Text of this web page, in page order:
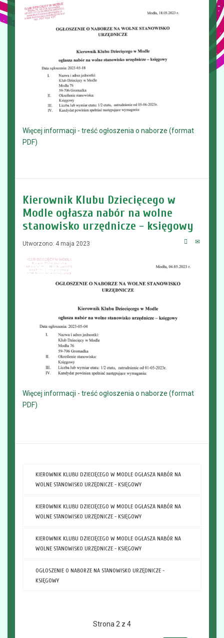
Więcej informacji - treść ogłoszenia o naborze (format
PDF)
Kierownik Klubu Dziecięcego w
Modle ogłasza nabór na wolne
stanowisko urzędnicze - księgowy
Utworzono: 4 maja 2023
Więcej informacji - treść ogłoszenia o naborze (format
PDF)
KIEROWNIK KLUBU DZIECIĘCEGO W MODLE OGŁASZA NABÓR NA
WOLNE STANOWISKO URZĘDNICZE - KSIĘGOWY
KIEROWNIK KLUBU DZIECIĘCEGO W MODLE OGŁASZA NABÓR NA
WOLNE STANOWISKO URZĘDNICZE - KSIĘGOWY
KIEROWNIK KLUBU DZIECIĘCEGO W MODLE OGŁASZA NABÓR NA
WOLNE STANOWISKO URZĘDNICZE - KSIĘGOWY
OGŁOSZENIE O NABORZE NA STANOWISKO URZĘDNICZE -
KSIĘGOWY
Strona 2 z 4